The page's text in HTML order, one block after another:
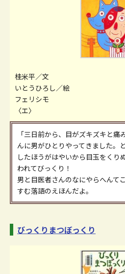
桂米平／文
いとうひろし／絵
フェリシモ
〈エ〉
「三日前から、目がズキズキと痛
んに男がひとりやってきました。
したほうがはやいから目玉をくり
われてびっくり！
男と目医者さんのなにやらへんて
すむ落語のえほんだよ。
びっくりまつぼっくり